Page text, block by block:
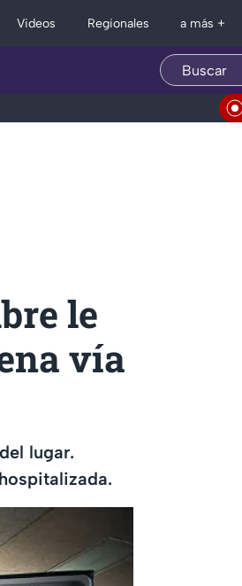
Videos Regionales a más +
le
vía
lugar.